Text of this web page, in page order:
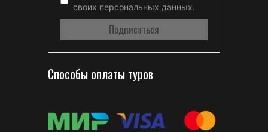
своих персональных данных.
Способы оплаты туров